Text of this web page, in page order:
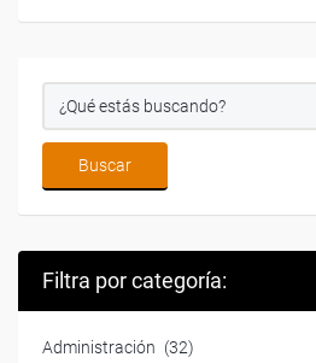
Filtra por categoría:
Administración (32)